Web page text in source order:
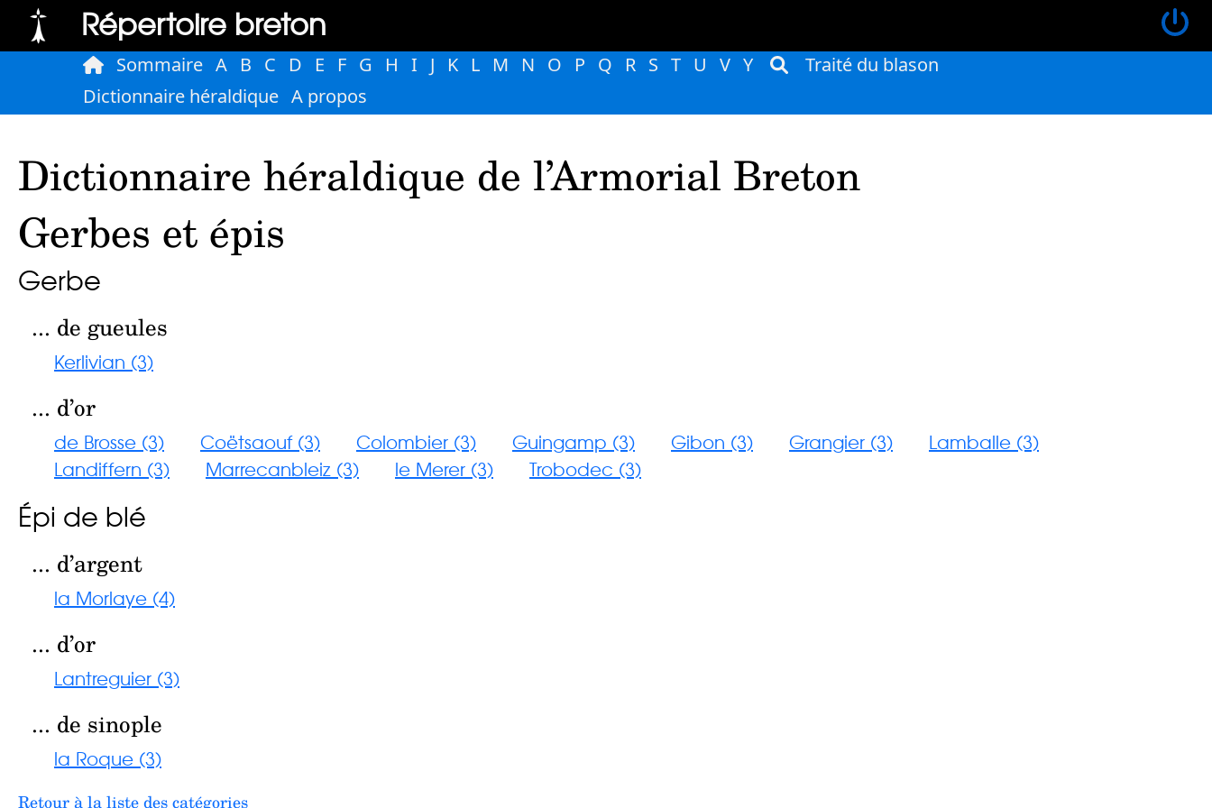
Répertoire breton
Sommaire A B C D E F G H I J K L M N O P Q R S T U V Y
Traité du blason
Dictionnaire héraldique A propos
Dictionnaire héraldique de l’Armorial Breton
Gerbes et épis
Gerbe
... de gueules
Kerlivian (3)
... d’or
de Brosse (3) Coëtsaouf (3) Colombier (3) Guingamp (3) Gibon (3) Grangier (3)
Lamballe (3)
Landiffern (3)
Marrecanbleiz (3) le Merer (3) Trobodec (3)
Épi de blé
... d’argent
la Morlaye (4)
... d’or
Lantreguier (3)
... de sinople
la Roque (3)
Retour à la liste des catégories